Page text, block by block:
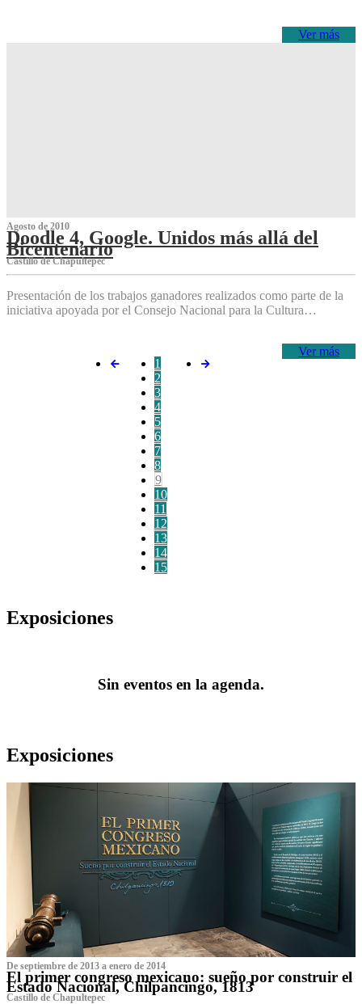
Ver más
Agosto de 2010
Doodle 4, Google. Unidos más allá del
Bicentenario
Castillo de Chapultepec
Presentación de los trabajos ganadores realizados como parte de la
iniciativa apoyada por el Consejo Nacional para la Cultura…
Ver más
1
2
3
4
5
6
7
8
9
10
11
12
13
14
15
Exposiciones
Sin eventos en la agenda.
Exposiciones
De septiembre de 2013 a enero de 2014
El primer congreso mexicano: sueño por construir el
Estado Nacional, Chilpancingo, 1813
Castillo de Chapultepec